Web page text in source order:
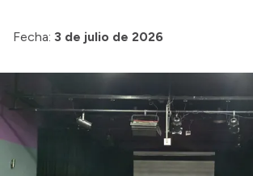
Fecha: 3 de julio de 2026